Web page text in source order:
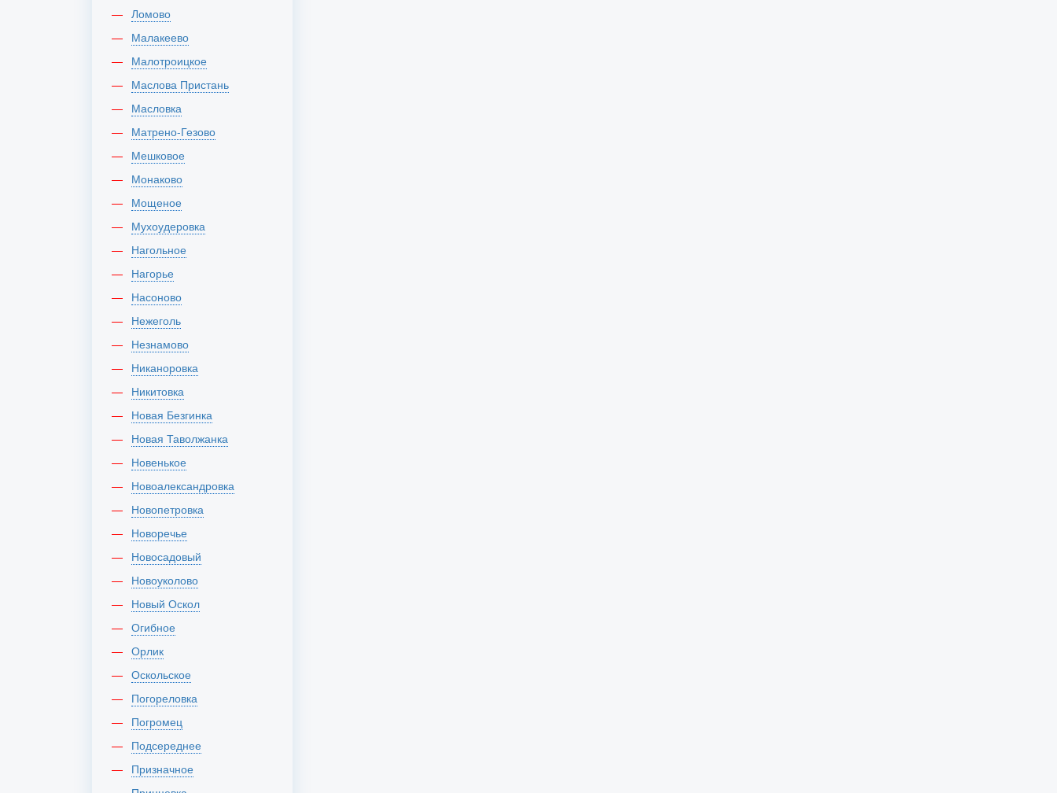
Ломово
Малакеево
Малотроицкое
Маслова Пристань
Масловка
Матрено-Гезово
Мешковое
Монаково
Мощеное
Мухоудеровка
Нагольное
Нагорье
Насоново
Нежеголь
Незнамово
Никаноровка
Никитовка
Новая Безгинка
Новая Таволжанка
Новенькое
Новоалександровка
Новопетровка
Новоречье
Новосадовый
Новоуколово
Новый Оскол
Огибное
Орлик
Оскольское
Погореловка
Погромец
Подсереднее
Призначное